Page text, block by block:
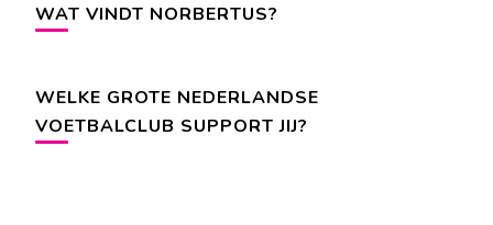
WAT VINDT NORBERTUS?
WELKE GROTE NEDERLANDSE
VOETBALCLUB SUPPORT JIJ?